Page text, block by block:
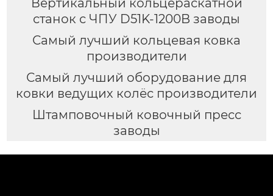
станок с ЧПУ D51K-1200B заводы
Самый лучший кольцевая ковка
производители
Самый лучший оборудование для
ковки ведущих колёс производители
Штамповочный ковочный пресс
заводы